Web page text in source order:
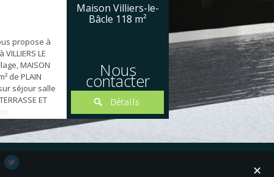
propose à
LE
MAISON
de PLAIN
séjour salle
ET
US
3
wc, salle
2
+
Maison Villiers-le-
Bâcle 118 m²
Nous
contacter
Détails
✕